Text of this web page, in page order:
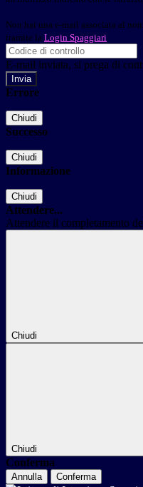
Non hai una e-mail associata al
tramite la Login Spaggiari
E-mail inviata, si prega di
Errore
Chiudi
Successo
Chiudi
Informazione
Chiudi
Attendere...
Attendere il completamento
Chiudi
Chiudi
Conferma
Annulla Conferma